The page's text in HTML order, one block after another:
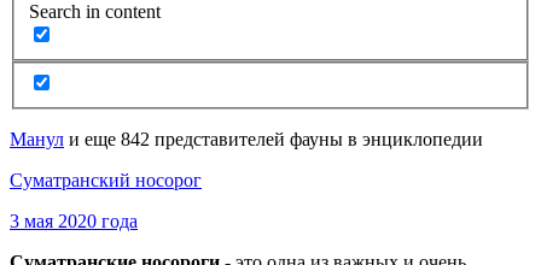
Search in content
Манул и еще 842 представителей фауны в энциклопедии
Суматранский носорог
3 мая 2020 года